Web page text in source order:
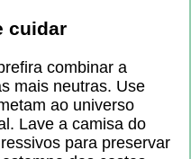
cuidar
combinar a
mais neutras. Use
ao universo
Lave a camisa do
para preservar